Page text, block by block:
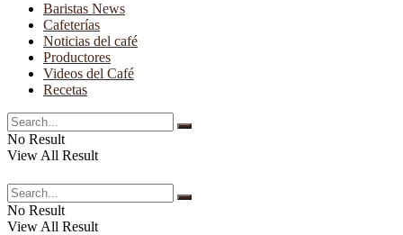
Baristas News
Cafeterías
Noticias del café
Productores
Videos del Café
Recetas
No Result
View All Result
No Result
View All Result